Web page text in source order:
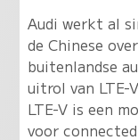
Audi werkt al
de Chinese
buitenlandse
uitrol van LTE-
LTE-V is een
voor